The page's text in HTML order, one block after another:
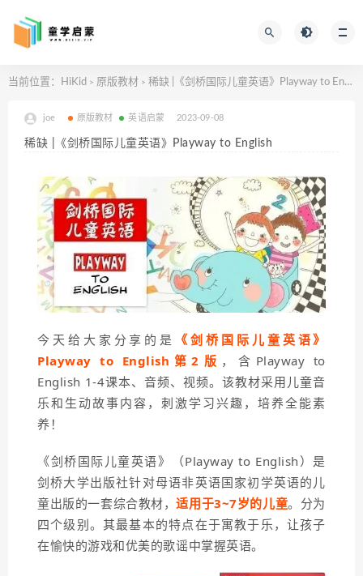
当前位置： HiKid > 原版教材 > 稀缺 |《剑桥国际儿童英语》Playway to English
joe 原版教材 英语启蒙 2023-09-08
稀缺 |《剑桥国际儿童英语》Playway to English
今天给大家分享的是 《剑桥国际儿童英语》
Playway to English第2版 ，含Playway to
English 1-4课本、音频、视频。该教材采用儿童音
乐和生动故事内容，刺激学习兴趣，培养全能素
养！
《剑桥国际儿童英语》（Playway to English）是
剑桥大学出版社针对母语非英语国家初学英语的儿
童出版的一套综合教材，适用于3~7岁的儿童。分为
四个级别。其最基本的特点在于寓教于乐，让孩子
在愉快的游戏和优美的歌谣中掌握英语。